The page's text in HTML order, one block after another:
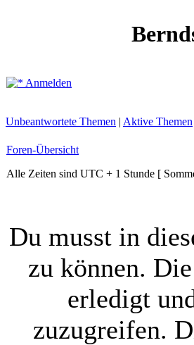
Anmelden
Unbeantwortete Themen | Aktive Themen
Foren-Übersicht
Alle Zeiten sind UTC + 1 Stunde [
Du musst in
zu können.
erledigt
zuzugreifen.